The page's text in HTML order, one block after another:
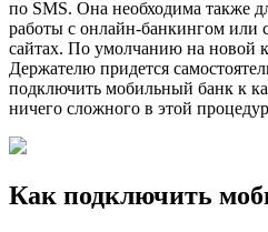
по SMS. Она необходима также
работы с онлайн-банкингом или
сайтах. По умолчанию на новой
Держателю придется
подключить мобильный банк к
ничего сложного в этой
Как подключить